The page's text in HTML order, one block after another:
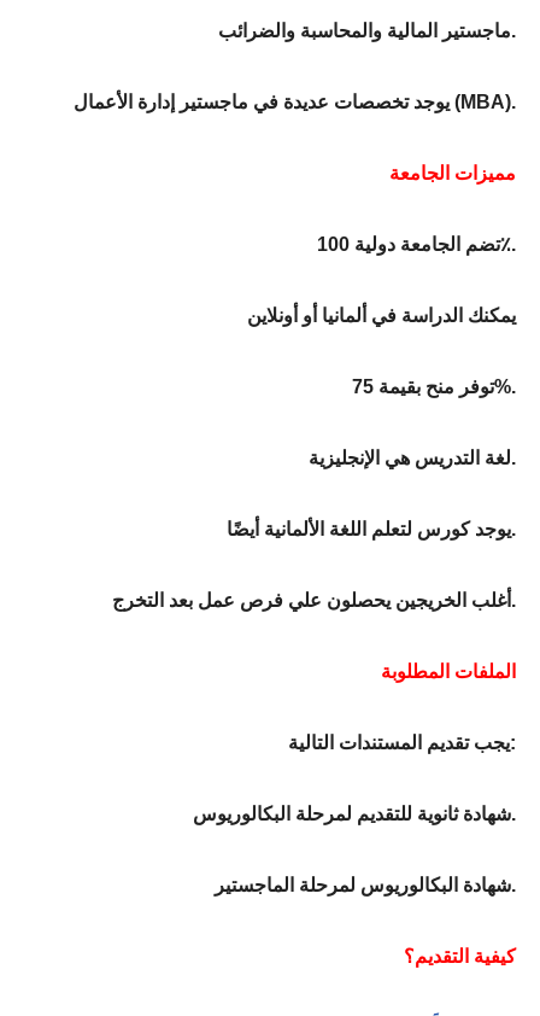
ماجستير المالية والمحاسبة والضرائب.
يوجد تخصصات عديدة في ماجستير إدارة الأعمال (MBA).
مميزات الجامعة
تضم الجامعة دولية 100٪.
يمكنك الدراسة في ألمانيا أو أونلاين
توفر منح بقيمة 75%.
لغة التدريس هي الإنجليزية.
يوجد كورس لتعلم اللغة الألمانية أيضًا.
أغلب الخريجين يحصلون علي فرص عمل بعد التخرج.
الملفات المطلوبة
يجب تقديم المستندات التالية:
شهادة ثانوية للتقديم لمرحلة البكالوريوس.
شهادة البكالوريوس لمرحلة الماجستير.
كيفية التقديم؟